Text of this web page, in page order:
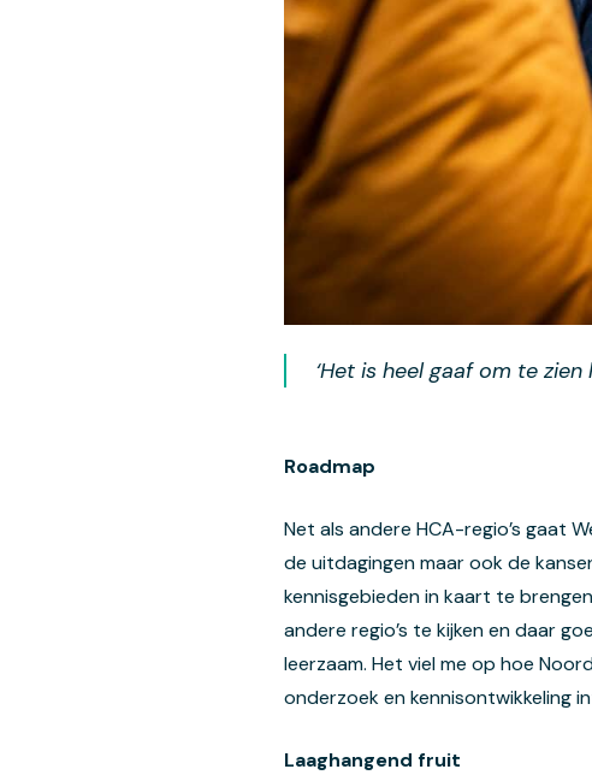
‘Het is heel gaaf om te
Roadmap
Net als andere HCA-regio’s gaat
de uitdagingen maar ook de
kennisgebieden in kaart te
andere regio’s te kijken en daar
leerzaam. Het viel me op hoe
onderzoek en kennisontwikkeling
Laaghangend fruit